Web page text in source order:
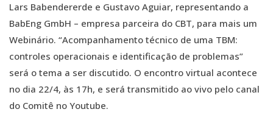
Lars Babendererde e Gustavo Aguiar, representando a
BabEng GmbH – empresa parceira do CBT, para mais um
Webinário. “Acompanhamento técnico de uma TBM:
controles operacionais e identificação de problemas”
será o tema a ser discutido. O encontro virtual acontece
no dia 22/4, às 17h, e será transmitido ao vivo pelo canal
do Comitê no Youtube.